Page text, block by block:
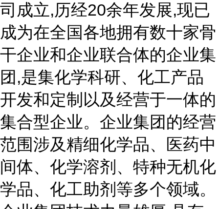
司成立,历经20余年发展,现已
成为在全国各地拥有数十家骨
干企业和企业联合体的企业集
团,是集化学科研、化工产品
开发和定制以及经营于一体的
集合型企业。企业集团的经营
范围涉及精细化学品、医药中
间体、化学溶剂、特种无机化
学品、化工助剂等多个领域。